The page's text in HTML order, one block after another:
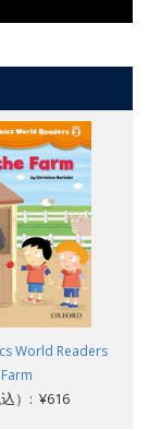
World Readers
）: ¥616